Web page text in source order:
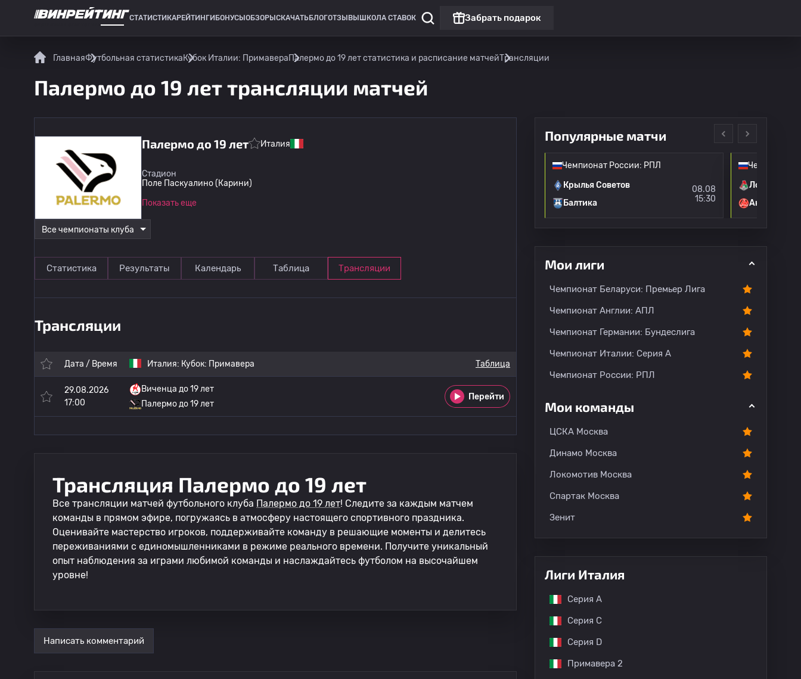
СТАТИСТИКАРЕЙТИНГИ БОНУСЫ ОБЗОРЫ СКАЧАТЬ БЛОГОТЗЫВЫ ШКОЛА СТАВОК Забрать подарок
ГлавнаяФутбольная статистикаКубок Италии: ПримавераПалермо до 19 лет статистика и расписание матчейТрансляции
Палермо до 19 лет трансляции матчей
Палермо до 19 лет Италия
Стадион
Поле Паскуалино (Карини)
Показать еще
Все чемпионаты клуба
Статистика Результаты Календарь Таблица Трансляции
Трансляции
Дата / Время Италия: Кубок: Примавера Таблица
29.08.2026
17:00
Виченца до 19 лет
Палермо до 19 лет
Перейти
Трансляция Палермо до 19 лет
Все трансляции матчей футбольного клуба Палермо до 19 лет! Следите за каждым матчем
команды в прямом эфире, погружаясь в атмосферу настоящего спортивного праздника.
Оценивайте мастерство игроков, поддерживайте команду в решающие моменты и делитесь
переживаниями с единомышленниками в режиме реального времени. Получите уникальный
опыт наблюдения за играми любимой команды и наслаждайтесь футболом на высочайшем
уровне!
Написать комментарий
Популярные матчи
Чемпионат России: РПЛ
Крылья Советов
Балтика
08.08
15:30
Чемпионат
Локомотив
Акрон
Мои лиги
Чемпионат Беларуси: Премьер Лига
Чемпионат Англии: АПЛ
Чемпионат Германии: Бундеслига
Чемпионат Италии: Серия А
Чемпионат России: РПЛ
Мои команды
ЦСКА Москва
Динамо Москва
Локомотив Москва
Спартак Москва
Зенит
Лиги Италия
Серия А
Серия C
Серия D
Примавера 2